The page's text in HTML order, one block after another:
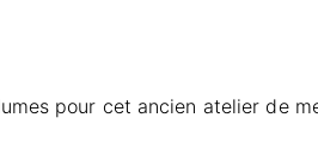
pour cet ancien atelier de